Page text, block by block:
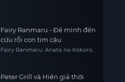
Fairy Ranmaru - Để mình đến
cứu rỗi con tim cậu
Fairy Ranmaru: Anata no Kokoro
Peter Grill và Hiền giả thời